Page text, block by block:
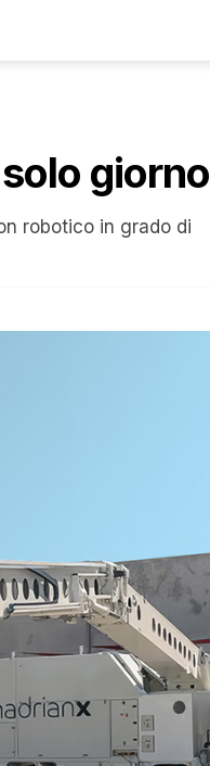
giorno
robotico in grado di